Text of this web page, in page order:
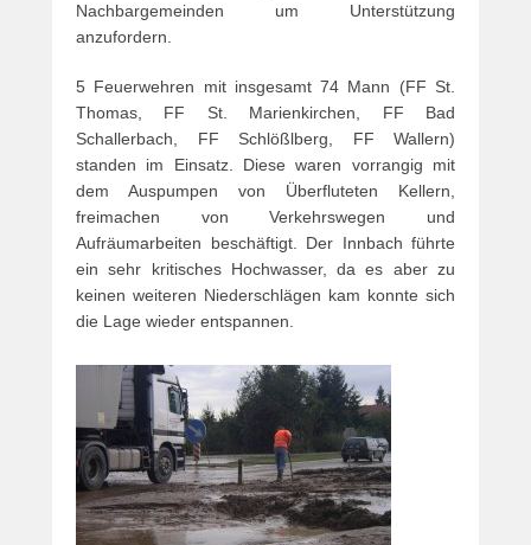
Nachbargemeinden um Unterstützung
anzufordern.
5 Feuerwehren mit insgesamt 74 Mann (FF St.
Thomas, FF St. Marienkirchen, FF Bad
Schallerbach, FF Schlößlberg, FF Wallern)
standen im Einsatz. Diese waren vorrangig mit
dem Auspumpen von Überfluteten Kellern,
freimachen von Verkehrswegen und
Aufräumarbeiten beschäftigt. Der Innbach führte
ein sehr kritisches Hochwasser, da es aber zu
keinen weiteren Niederschlägen kam konnte sich
die Lage wieder entspannen.